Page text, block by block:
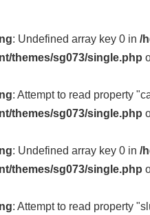
: Undefined array key 0 in /
themes/sg073/single.php
: Attempt to read property
themes/sg073/single.php
: Undefined array key 0 in /
themes/sg073/single.php
: Attempt to read property